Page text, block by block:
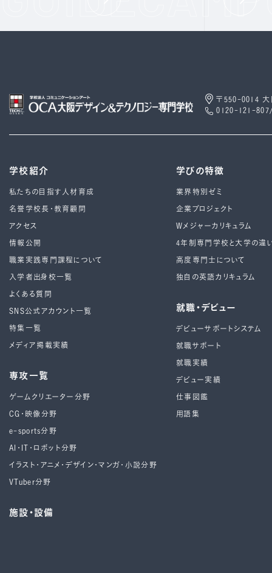
〒550-0014 大
0120-121-
学校紹介
私たちの目指す人材育成
名誉学校長・教育顧問
アクセス
情報公開
職業実践専門課程について
入学者出身校一覧
よくある質問
SNS公式アカウント一覧
特集一覧
メディア掲載実績
専攻一覧
ゲームクリエーター分野
CG・映像分野
e-sports分野
AI・IT・ロボット分野
イラスト・アニメ・デザイン・マンガ・小説分野
VTuber分野
施設・設備
学びの特徴
業界特別ゼミ
企業プロジェクト
Wメジャーカリキュラム
4年制専⾨学校と⼤学の違
高度専門士について
独自の英語カリキュラム
就職・デビュー
デビューサポートシステム
就職サポート
就職実績
デビュー実績
仕事図鑑
用語集